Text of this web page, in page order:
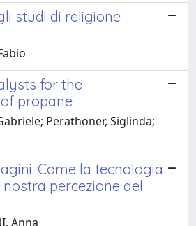
studi di religione
for the
propane
Perathoner, Siglinda;
Come la tecnologia
percezione del
Anna